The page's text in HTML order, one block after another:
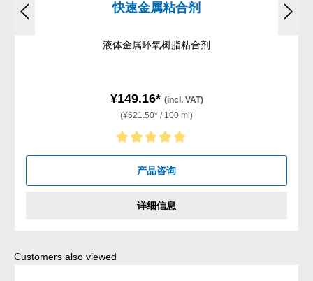
快速金属粘合剂
液体金属环氧树脂粘合剂
¥149.16* (incl. VAT)
(¥621.50* / 100 ml)
Average rating of 5 out of 5 stars
产品咨询
详细信息
Skip product gallery
Customers also viewed